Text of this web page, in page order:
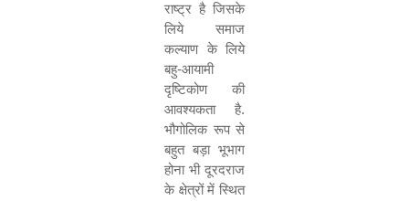
राष्ट्र है जिसके
लिये समाज
कल्याण के लिये
बहु-आयामी
दृष्टिकोण की
आवश्यकता है.
भौगोलिक रूप से
बहुत बड़ा भूभाग
होना भी दूरदराज
के क्षेत्रों में स्थित